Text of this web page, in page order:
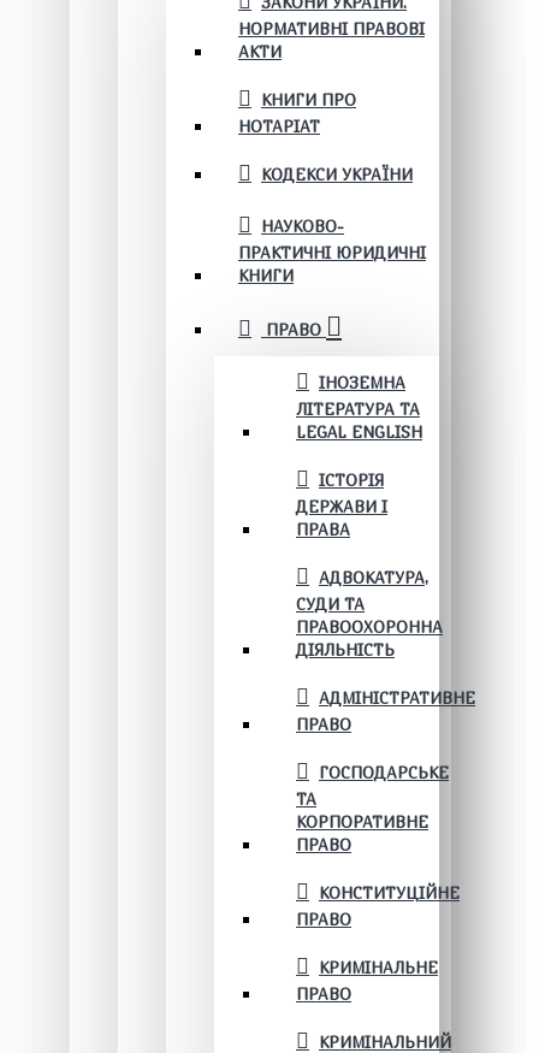
НОРМАТИВНІ ПРАВОВІ
АКТИ
КНИГИ ПРО
НОТАРІАТ
КОДЕКСИ УКРАЇНИ
НАУКОВО-
ПРАКТИЧНІ ЮРИДИЧНІ
КНИГИ
ПРАВО
ІНОЗЕМНА
ЛІТЕРАТУРА ТА
LEGAL ENGLISH
ІСТОРІЯ
ДЕРЖАВИ І
ПРАВА
АДВОКАТУРА,
СУДИ ТА
ПРАВООХОРОННА
ДІЯЛЬНІСТЬ
АДМІНІСТРАТИВНЕ
ПРАВО
ГОСПОДАРСЬКЕ
ТА
КОРПОРАТИВНЕ
ПРАВО
КОНСТИТУЦІЙНЕ
ПРАВО
КРИМІНАЛЬНЕ
ПРАВО
КРИМІНАЛЬНИЙ